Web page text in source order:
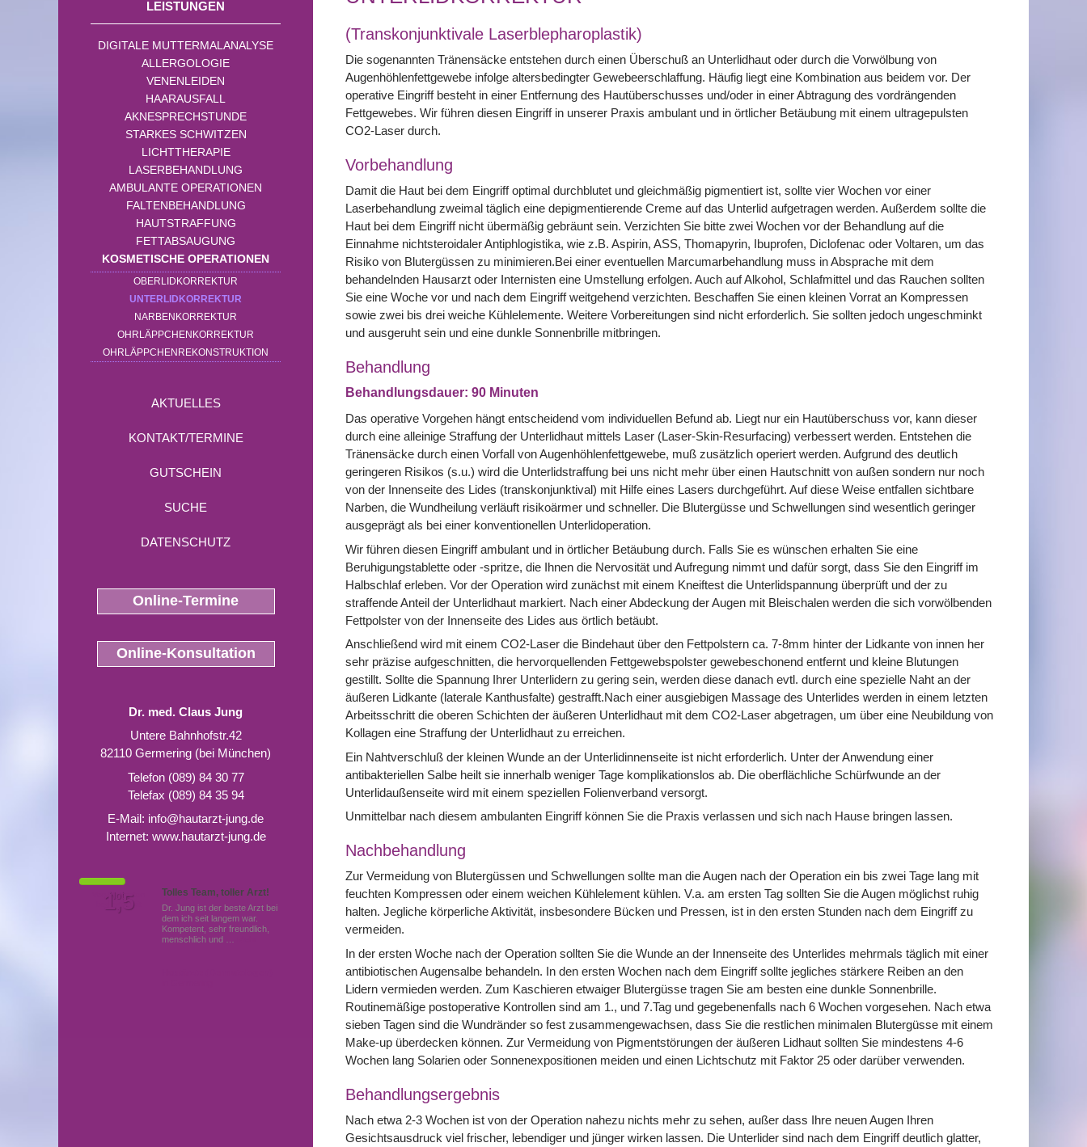
LEISTUNGEN
DIGITALE MUTTERMALANALYSE
ALLERGOLOGIE
VENENLEIDEN
HAARAUSFALL
AKNESPRECHSTUNDE
STARKES SCHWITZEN
LICHTTHERAPIE
LASERBEHANDLUNG
AMBULANTE OPERATIONEN
FALTENBEHANDLUNG
HAUTSTRAFFUNG
FETTABSAUGUNG
KOSMETISCHE OPERATIONEN
OBERLIDKORREKTUR
UNTERLIDKORREKTUR
NARBENKORREKTUR
OHRLÄPPCHENKORREKTUR
OHRLÄPPCHENREKONSTRUKTION
AKTUELLES
KONTAKT/TERMINE
GUTSCHEIN
SUCHE
DATENSCHUTZ
Online-Termine
Online-Konsultation
Dr. med. Claus Jung
Untere Bahnhofstr.42
82110 Germering (bei München)
Telefon (089) 84 30 77
Telefax (089) 84 35 94
E-Mail: info@hautarzt-jung.de
Internet: www.hautarzt-jung.de
Tolles Team, toller Arzt!
Dr. Jung ist der beste Arzt bei
dem ich seit langem war.
Kompetent, sehr freundlich,
menschlich und …
Von Patienten
bewertet mit
Note
1,5
(Transkonjunktivale Laserblepharoplastik)
Die sogenannten Tränensäcke entstehen durch einen Überschuß an Unterlidhaut oder durch die Vorwölbung von
Augenhöhlenfettgewebe infolge altersbedingter Gewebeerschlaffung. Häufig liegt eine Kombination aus beidem vor. Der
operative Eingriff besteht in einer Entfernung des Hautüberschusses und/oder in einer Abtragung des vordrängenden
Fettgewebes. Wir führen diesen Eingriff in unserer Praxis ambulant und in örtlicher Betäubung mit einem ultragepulsten
CO2-Laser durch.
Vorbehandlung
Damit die Haut bei dem Eingriff optimal durchblutet und gleichmäßig pigmentiert ist, sollte vier Wochen vor einer
Laserbehandlung zweimal täglich eine depigmentierende Creme auf das Unterlid aufgetragen werden. Außerdem sollte die
Haut bei dem Eingriff nicht übermäßig gebräunt sein. Verzichten Sie bitte zwei Wochen vor der Behandlung auf die
Einnahme nichtsteroidaler Antiphlogistika, wie z.B. Aspirin, ASS, Thomapyrin, Ibuprofen, Diclofenac oder Voltaren, um das
Risiko von Blutergüssen zu minimieren.Bei einer eventuellen Marcumarbehandlung muss in Absprache mit dem
behandelnden Hausarzt oder Internisten eine Umstellung erfolgen. Auch auf Alkohol, Schlafmittel und das Rauchen sollten
Sie eine Woche vor und nach dem Eingriff weitgehend verzichten. Beschaffen Sie einen kleinen Vorrat an Kompressen
sowie zwei bis drei weiche Kühlelemente. Weitere Vorbereitungen sind nicht erforderlich. Sie sollten jedoch ungeschminkt
und ausgeruht sein und eine dunkle Sonnenbrille mitbringen.
Behandlung
Behandlungsdauer: 90 Minuten
Das operative Vorgehen hängt entscheidend vom individuellen Befund ab. Liegt nur ein Hautüberschuss vor, kann dieser
durch eine alleinige Straffung der Unterlidhaut mittels Laser (Laser-Skin-Resurfacing) verbessert werden. Entstehen die
Tränensäcke durch einen Vorfall von Augenhöhlenfettgewebe, muß zusätzlich operiert werden. Aufgrund des deutlich
geringeren Risikos (s.u.) wird die Unterlidstraffung bei uns nicht mehr über einen Hautschnitt von außen sondern nur noch
von der Innenseite des Lides (transkonjunktival) mit Hilfe eines Lasers durchgeführt. Auf diese Weise entfallen sichtbare
Narben, die Wundheilung verläuft risikoärmer und schneller. Die Blutergüsse und Schwellungen sind wesentlich geringer
ausgeprägt als bei einer konventionellen Unterlidoperation.
Wir führen diesen Eingriff ambulant und in örtlicher Betäubung durch. Falls Sie es wünschen erhalten Sie eine
Beruhigungstablette oder -spritze, die Ihnen die Nervosität und Aufregung nimmt und dafür sorgt, dass Sie den Eingriff im
Halbschlaf erleben. Vor der Operation wird zunächst mit einem Kneiftest die Unterlidspannung überprüft und der zu
straffende Anteil der Unterlidhaut markiert. Nach einer Abdeckung der Augen mit Bleischalen werden die sich vorwölbenden
Fettpolster von der Innenseite des Lides aus örtlich betäubt.
Anschließend wird mit einem CO2-Laser die Bindehaut über den Fettpolstern ca. 7-8mm hinter der Lidkante von innen her
sehr präzise aufgeschnitten, die hervorquellenden Fettgewebspolster gewebeschonend entfernt und kleine Blutungen
gestillt. Sollte die Spannung Ihrer Unterlidern zu gering sein, werden diese danach evtl. durch eine spezielle Naht an der
äußeren Lidkante (laterale Kanthusfalte) gestrafft.Nach einer ausgiebigen Massage des Unterlides werden in einem letzten
Arbeitsschritt die oberen Schichten der äußeren Unterlidhaut mit dem CO2-Laser abgetragen, um über eine Neubildung von
Kollagen eine Straffung der Unterlidhaut zu erreichen.
Ein Nahtverschluß der kleinen Wunde an der Unterlidinnenseite ist nicht erforderlich. Unter der Anwendung einer
antibakteriellen Salbe heilt sie innerhalb weniger Tage komplikationslos ab. Die oberflächliche Schürfwunde an der
Unterlidaußenseite wird mit einem speziellen Folienverband versorgt.
Unmittelbar nach diesem ambulanten Eingriff können Sie die Praxis verlassen und sich nach Hause bringen lassen.
Nachbehandlung
Zur Vermeidung von Blutergüssen und Schwellungen sollte man die Augen nach der Operation ein bis zwei Tage lang mit
feuchten Kompressen oder einem weichen Kühlelement kühlen. V.a. am ersten Tag sollten Sie die Augen möglichst ruhig
halten. Jegliche körperliche Aktivität, insbesondere Bücken und Pressen, ist in den ersten Stunden nach dem Eingriff zu
vermeiden.
In der ersten Woche nach der Operation sollten Sie die Wunde an der Innenseite des Unterlides mehrmals täglich mit einer
antibiotischen Augensalbe behandeln. In den ersten Wochen nach dem Eingriff sollte jegliches stärkere Reiben an den
Lidern vermieden werden. Zum Kaschieren etwaiger Blutergüsse tragen Sie am besten eine dunkle Sonnenbrille.
Routinemäßige postoperative Kontrollen sind am 1., und 7.Tag und gegebenenfalls nach 6 Wochen vorgesehen. Nach etwa
sieben Tagen sind die Wundränder so fest zusammengewachsen, dass Sie die restlichen minimalen Blutergüsse mit einem
Make-up überdecken können. Zur Vermeidung von Pigmentstörungen der äußeren Lidhaut sollten Sie mindestens 4-6
Wochen lang Solarien oder Sonnenexpositionen meiden und einen Lichtschutz mit Faktor 25 oder darüber verwenden.
Behandlungsergebnis
Nach etwa 2-3 Wochen ist von der Operation nahezu nichts mehr zu sehen, außer dass Ihre neuen Augen Ihren
Gesichtsausdruck viel frischer, lebendiger und jünger wirken lassen. Die Unterlider sind nach dem Eingriff deutlich glatter,